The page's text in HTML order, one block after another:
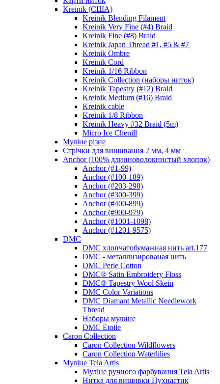
Kreinik (США)
Kreinik Blending Filament
Kreinik Very Fine (#4) Braid
Kreinik Fine (#8) Braid
Kreinik Japan Thread #1, #5 & #7
Kreinik Ombre
Kreinik Cord
Kreinik 1/16 Ribbon
Kreinik Collection (наборы ниток)
Kreinik Tapestry (#12) Braid
Kreinik Medium (#16) Braid
Kreinik cable
Kreinik 1/8 Ribbon
Kreinik Heavy #32 Braid (5m)
Micro Ice Chenill
Муліне різне
Стрічки для вишивання 2 мм, 4 мм
Anchor (100% длинноволокнистый хлопок)
Anchor (#1-99)
Anchor (#100-189)
Anchor (#203-298)
Anchor (#300-399)
Anchor (#400-899)
Anchor (#900-979)
Anchor (#1001-1098)
Anchor (#1201-9575)
DMC
DMC хлопчатобумажная нить art.177
DMC - металлизированая нить
DMC Perle Cotton
DMC® Satin Embroidery Floss
DMC® Tapestry Wool Skein
DMC Color Variations
DMC Diamant Metallic Needlework
Thread
Наборы мулине
DMC Etoile
Caron Collection
Caron Collection Wildflowers
Caron Collection Waterlilies
Муліне Tela Artis
Муліне ручного фарбування Tela Artis
Нитка для вишивки Пухнастик